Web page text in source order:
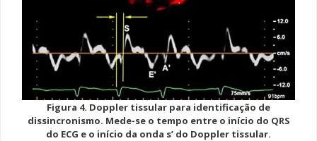
Figura 4. Doppler tissular para identificação de
dissincronismo. Mede-se o tempo entre o início do QRS
do ECG e o início da onda s’ do Doppler tissular.